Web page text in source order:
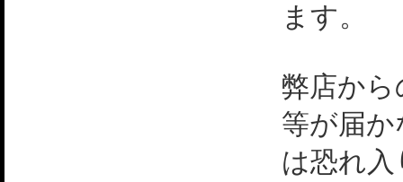
ます。
弊店か
等が届
は恐れ